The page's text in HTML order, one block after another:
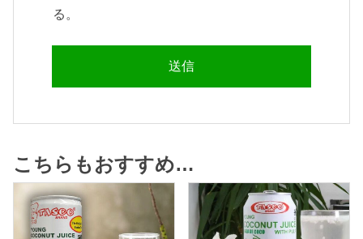
る。
こちらもおすすめ…